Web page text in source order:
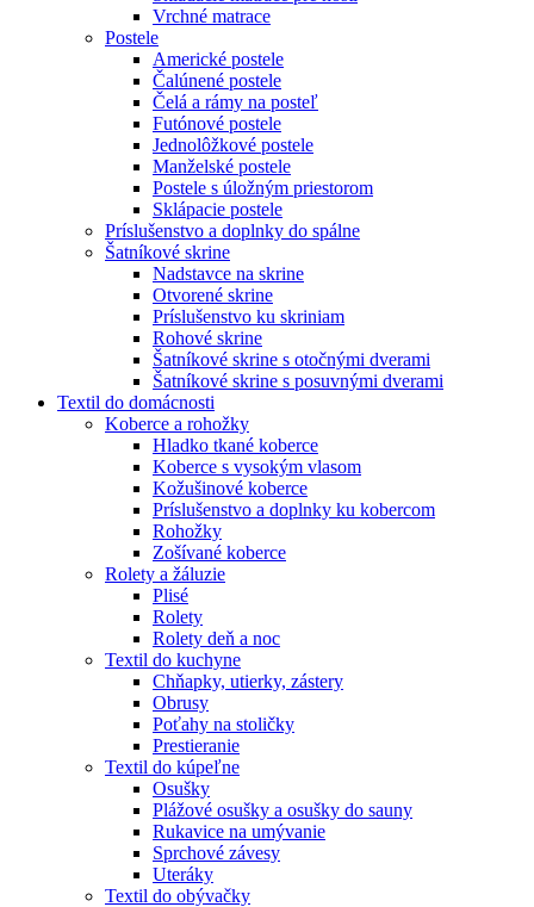
Vrchné matrace
Postele
Americké postele
Čalúnené postele
Čelá a rámy na posteľ
Futónové postele
Jednolôžkové postele
Manželské postele
Postele s úložným priestorom
Sklápacie postele
Príslušenstvo a doplnky do spálne
Šatníkové skrine
Nadstavce na skrine
Otvorené skrine
Príslušenstvo ku skriniam
Rohové skrine
Šatníkové skrine s otočnými dverami
Šatníkové skrine s posuvnými dverami
Textil do domácnosti
Koberce a rohožky
Hladko tkané koberce
Koberce s vysokým vlasom
Kožušinové koberce
Príslušenstvo a doplnky ku kobercom
Rohožky
Zošívané koberce
Rolety a žáluzie
Plisé
Rolety
Rolety deň a noc
Textil do kuchyne
Chňapky, utierky, zástery
Obrusy
Poťahy na stoličky
Prestieranie
Textil do kúpeľne
Osušky
Plážové osušky a osušky do sauny
Rukavice na umývanie
Sprchové závesy
Uteráky
Textil do obývačky